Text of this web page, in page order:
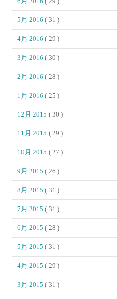
5月 2016( 31 )
4月 2016( 29 )
3月 2016( 30 )
2月 2016( 28 )
1月 2016( 25 )
12月 2015( 30 )
11月 2015( 29 )
10月 2015( 27 )
9月 2015( 26 )
8月 2015( 31 )
7月 2015( 31 )
6月 2015( 28 )
5月 2015( 31 )
4月 2015( 29 )
3月 2015( 31 )